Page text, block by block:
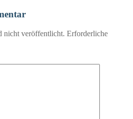
nicht veröffentlicht. Erforderliche